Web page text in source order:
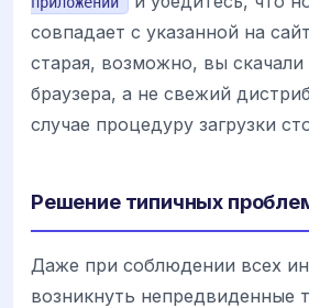
совпадает с указанной на
старая, возможно, вы
браузера, а не свежий
случае процедуру загрузки
Решение типичных
Даже при соблюдении всех
возникнуть непредвиденные